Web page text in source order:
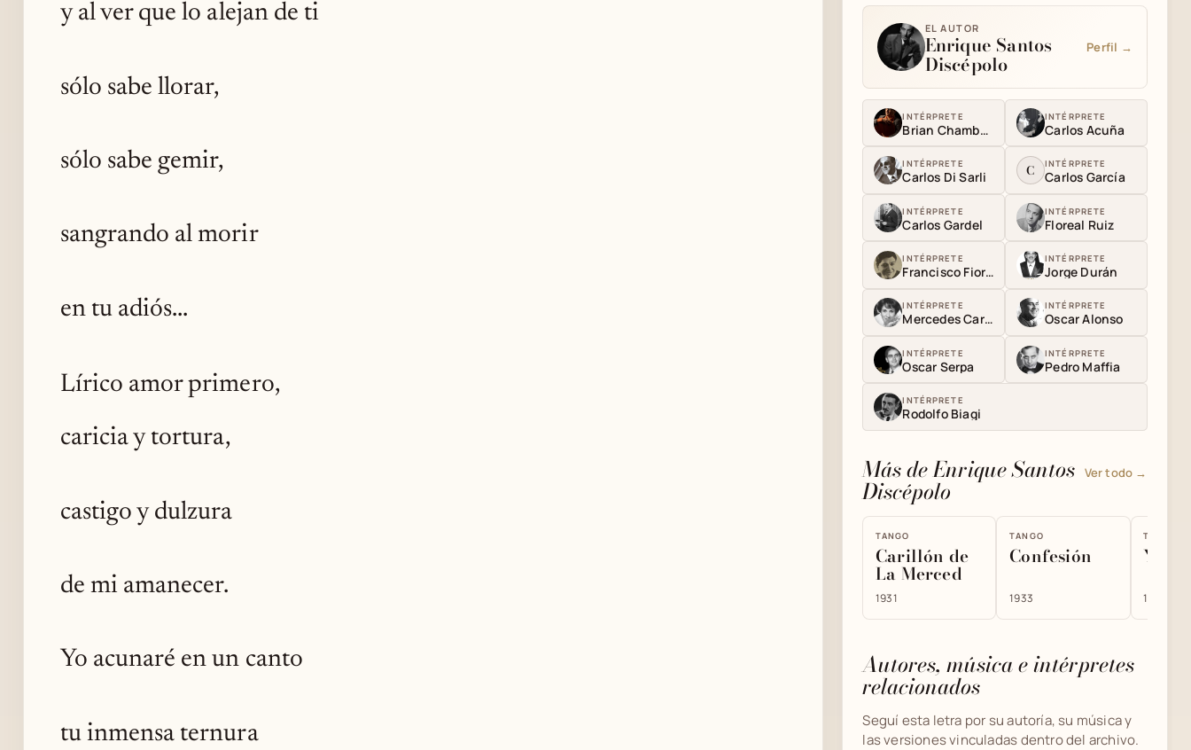
y al ver que lo alejan de ti
sólo sabe llorar,
sólo sabe gemir,
sangrando al morir
en tu adiós...
Lírico amor primero,
caricia y tortura,
castigo y dulzura
de mi amanecer.
Yo acunaré en un canto
tu inmensa ternura
EL AUTOR
Enrique Santos
Discépolo
Perfil →
INTÉRPRETE
Brian Chambouleyron
INTÉRPRETE
Carlos Acuña
INTÉRPRETE
Carlos Di Sarli C INTÉRPRETE
Carlos García
INTÉRPRETE
Carlos Gardel
INTÉRPRETE
Floreal Ruiz
INTÉRPRETE
Francisco Fiorentino
INTÉRPRETE
Jorge Durán
INTÉRPRETE
Mercedes Carné
INTÉRPRETE
Oscar Alonso
INTÉRPRETE
Oscar Serpa
INTÉRPRETE
Pedro Maffia
INTÉRPRETE
Rodolfo Biagi
Más de Enrique Santos
Discépolo
Ver todo →
TANGO
Carillón de
La Merced
1931
TANGO
Confesión
1933
TANGO
Yira
1929
Autores, música e intérpretes
relacionados
Seguí esta letra por su autoría, su música y
las versiones vinculadas dentro del archivo.